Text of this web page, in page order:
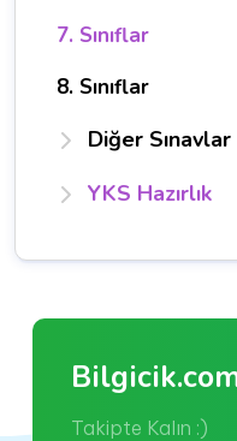
7. Sınıflar
8. Sınıflar
Diğer Sınavlar
YKS Hazırlık
Takipte Kalın :)